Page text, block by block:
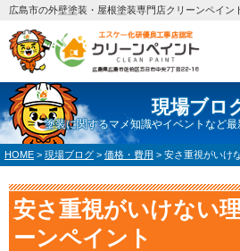
広島市の外壁塗装・屋根塗装専門店クリーンペイン
現場ブロ
塗装に関するマメ知識やイベントなど
HOME > 現場ブログ > 価格・費用 > 安さ重視がいけ
安さ重視がいけない
ーンペイント